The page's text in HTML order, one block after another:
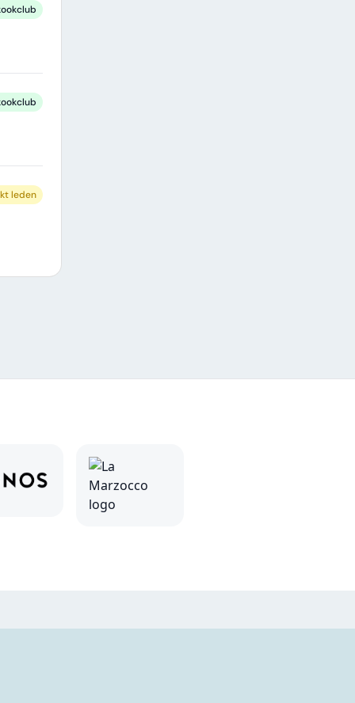
leden